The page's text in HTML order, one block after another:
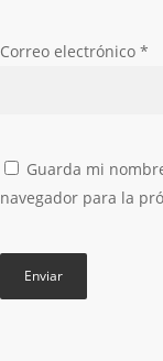
Correo electrónico *
Guarda mi
navegador para la